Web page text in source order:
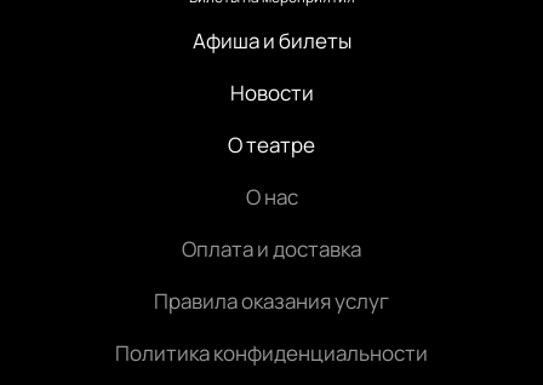
Афиша и билеты
Новости
О театре
О нас
Оплата и доставка
Правила оказания услуг
Политика конфиденциальности